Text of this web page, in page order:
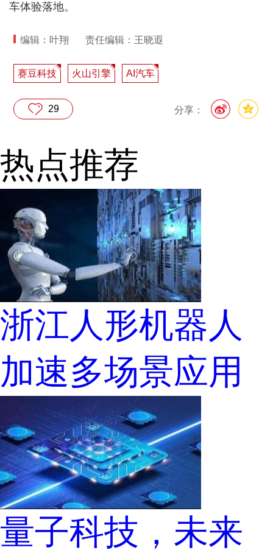
车体验落地。
编辑：叶翔 责任编辑：王晓遐
赛豆科技 火山引擎 AI汽车
分享：
29
热点推荐
浙江人形机器人
加速多场景应用
量子科技，未来